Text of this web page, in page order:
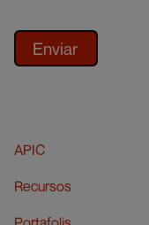
APIC
Recursos